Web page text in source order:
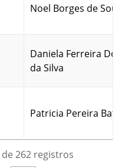
Noel Borges de
Daniela Ferreira
da Silva
Patricia Pereira
262 registros